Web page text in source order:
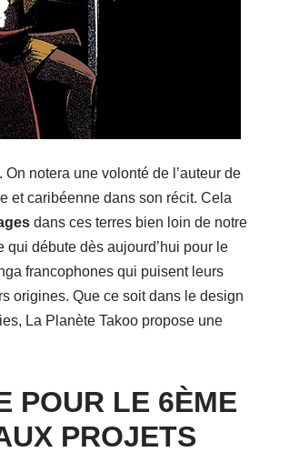
notera une volonté de l’auteur de
et caribéenne dans son récit. Cela
dans ces terres bien loin de notre
débute dès aujourd’hui pour le
francophones qui puisent leurs
origines. Que ce soit dans le design
La Planète Takoo propose une
POUR LE 6ÈME
PROJETS